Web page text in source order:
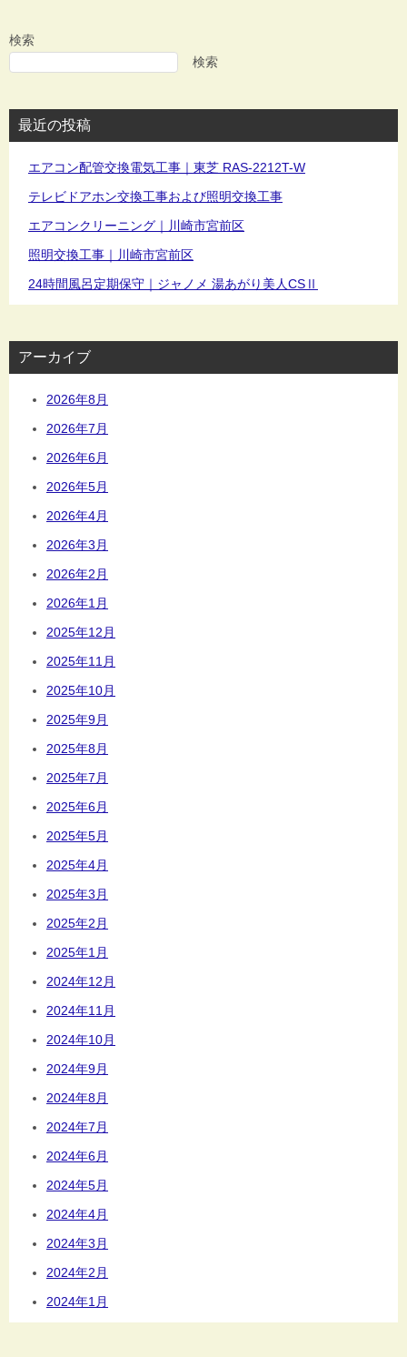
ビ
ゲ
シ
ョ
検索
検索
最近の投稿
エアコン配管交換電気工事｜東芝 RAS-2212T-W
テレビドアホン交換工事および照明交換工事
エアコンクリーニング｜川崎市宮前区
照明交換工事｜川崎市宮前区
24時間風呂定期保守｜ジャノメ 湯あがり美人CSⅡ
アーカイブ
2026年8月
2026年7月
2026年6月
2026年5月
2026年4月
2026年3月
2026年2月
2026年1月
2025年12月
2025年11月
2025年10月
2025年9月
2025年8月
2025年7月
2025年6月
2025年5月
2025年4月
2025年3月
2025年2月
2025年1月
2024年12月
2024年11月
2024年10月
2024年9月
2024年8月
2024年7月
2024年6月
2024年5月
2024年4月
2024年3月
2024年2月
2024年1月